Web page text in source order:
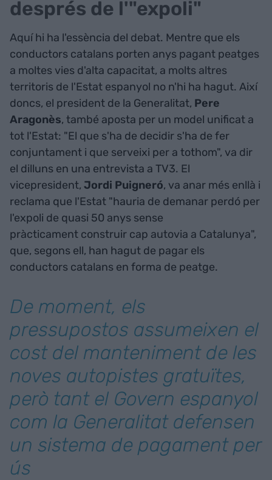
després de l'"expoli"
Aquí hi ha l'essència del debat. Mentre que els
conductors catalans porten anys pagant peatges
a moltes vies d'alta capacitat, a molts altres
territoris de l'Estat espanyol no n'hi ha hagut. Així
doncs, el president de la Generalitat, Pere
Aragonès, també aposta per un model unificat a
tot l'Estat: "El que s'ha de decidir s'ha de fer
conjuntament i que serveixi per a tothom", va dir
el dilluns en una entrevista a TV3. El
vicepresident, Jordi Puigneró, va anar més enllà i
reclama que l'Estat "hauria de demanar perdó per
l'expoli de quasi 50 anys sense
pràcticament construir cap autovia a Catalunya",
que, segons ell, han hagut de pagar els
conductors catalans en forma de peatge.
De moment, els
pressupostos assumeixen el
cost del manteniment de les
noves autopistes gratuïtes,
però tant el Govern espanyol
com la Generalitat defensen
un sistema de pagament per
ús